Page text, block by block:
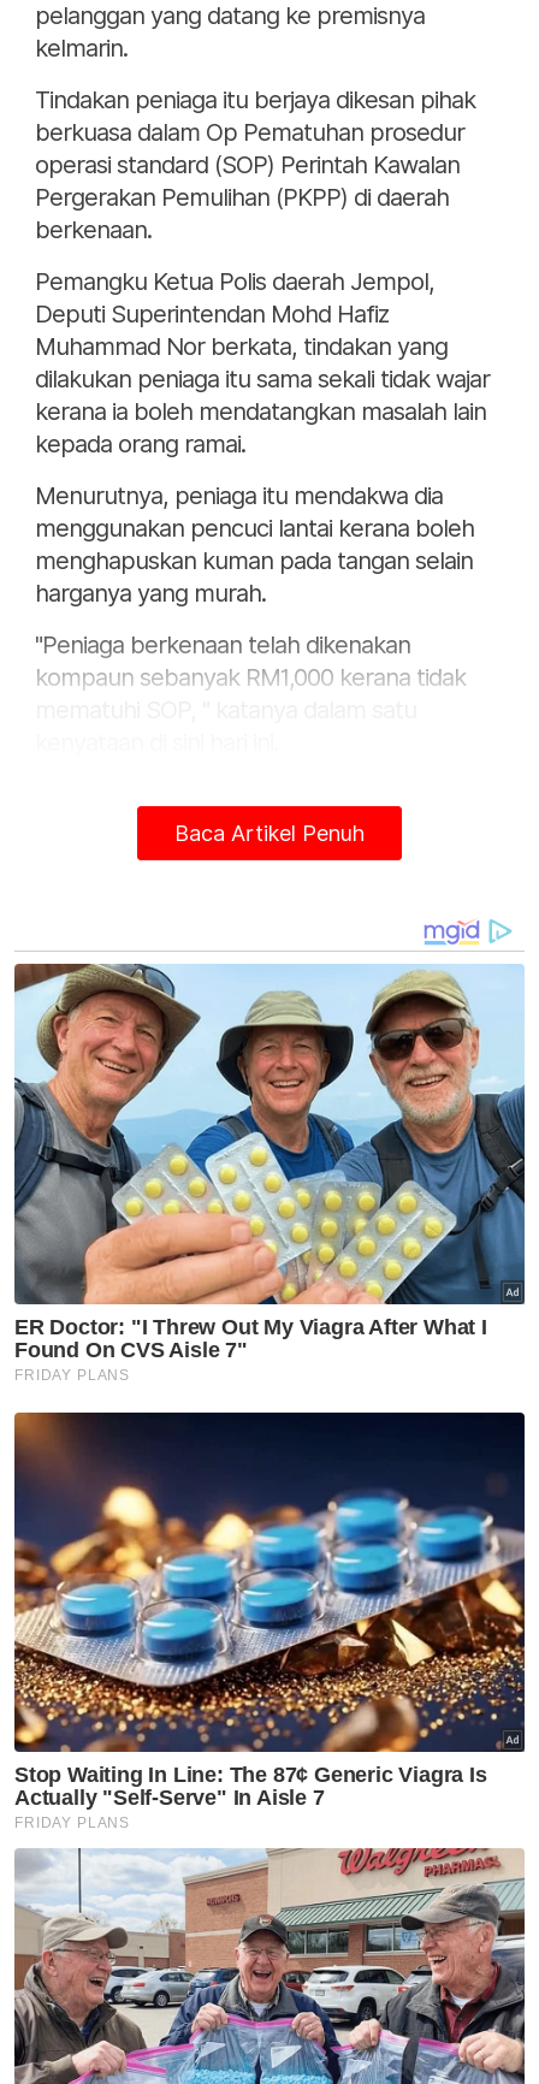
pelanggan yang datang ke premisnya
kelmarin.
Tindakan peniaga itu berjaya dikesan pihak
berkuasa dalam Op Pematuhan prosedur
operasi standard (SOP) Perintah Kawalan
Pergerakan Pemulihan (PKPP) di daerah
berkenaan.
Pemangku Ketua Polis daerah Jempol,
Deputi Superintendan Mohd Hafiz
Muhammad Nor berkata, tindakan yang
dilakukan peniaga itu sama sekali tidak wajar
kerana ia boleh mendatangkan masalah lain
kepada orang ramai.
Menurutnya, peniaga itu mendakwa dia
menggunakan pencuci lantai kerana boleh
menghapuskan kuman pada tangan selain
harganya yang murah.
"Peniaga berkenaan telah dikenakan
kompaun sebanyak RM1,000 kerana tidak
pihaknya turut mengeluarkan empat lagi
kompaun kepada peniaga sekitar Bahau,
"Antara kesalahan yang dikesan adalah tidak
memakai pelitup muka, tiada daftar masuk
pelanggan, tidak menyediakan buku daftar
pelanggan dan tidak menghadkan pelanggan
masuk ke dalam premis.
"Pihak berkuasa akan terus mengadakan Op
Pematuhan seluruh daerah bagi memastikan
orang ramai termasuk peniaga mematuhi
semua SOP ditetapkan," katanya.
Selain Polis Diraja Malaysia, Op Pematuhan
SOP PKPP yang diadakan pada jam 10 pagi
hingga 10 malam setiap hari turut disertai
Pejabat Kesihatan Daerah Jempol, Majlis
Perbandaran Daerah Jempol dan Jabatan
Sukarelawan Malaysia.
Artikel Berkaitan:
Pelanggan merokok, peniaga roti canai pula
tanggung rugi
Penganggur dipenjara 7 bulan, denda RM1,000 miliki
kereta curi
Lelaki pukul isteri dipenjara 12 bulan, denda RM1,000
Muat turun aplikasi Sinar Harian.Klik di sini!
Baca Artikel Penuh